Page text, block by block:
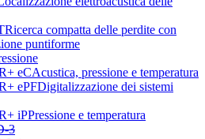
Ricerca compatta delle perdite con
puntiforme
eCAcustica, pressione e temperatura
ePFDigitalizzazione dei sistemi
iPPressione e temperatura
3